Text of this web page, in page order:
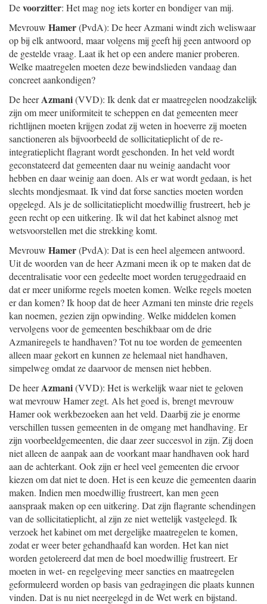
Devoorzitter: Het mag nog iets korter en bondiger van mij.
Mevrouw Hamer(PvdA): De heer Azmani windt zich weliswaar
op bij elk antwoord, maar volgens mij geeft hij geen antwoord op
de gestelde vraag. Laat ik het op een andere manier proberen.
Welke maatregelen moeten deze bewindslieden vandaag dan
concreet aankondigen?
De heerAzmani(VVD): Ik denk dat er maatregelen noodzakelijk
zijn om meer uniformiteit te scheppen en dat gemeenten meer
richtlijnen moeten krijgen zodat zij weten in hoeverre zij moeten
sanctioneren als bijvoorbeeld de sollicitatieplicht of de re-
integratieplicht flagrant wordt geschonden. In het veld wordt
geconstateerd dat gemeenten daar nu weinig aandacht voor
hebben en daar weinig aan doen. Als er wat wordt gedaan, is het
slechts mondjesmaat. Ik vind dat forse sancties moeten worden
opgelegd. Als je de sollicitatieplicht moedwillig frustreert, heb je
geen recht op een uitkering. Ik wil dat het kabinet alsnog met
wetsvoorstellen met die strekking komt.
Mevrouw Hamer(PvdA): Dat is een heel algemeen antwoord.
Uit de woorden van de heer Azmani meen ik op te maken dat de
decentralisatie voor een gedeelte moet worden teruggedraaid en
dat er meer uniforme regels moeten komen. Welke regels moeten
er dan komen? Ik hoop dat de heer Azmani ten minste drie regels
kan noemen, gezien zijn opwinding. Welke middelen komen
vervolgens voor de gemeenten beschikbaar om de drie
Azmaniregels te handhaven? Tot nu toe worden de gemeenten
alleen maar gekort en kunnen ze helemaal niet handhaven,
simpelweg omdat ze daarvoor de mensen niet hebben.
De heerAzmani(VVD): Het is werkelijk waar niet te geloven
wat mevrouw Hamer zegt. Als het goed is, brengt mevrouw
Hamer ook werkbezoeken aan het veld. Daarbij zie je enorme
verschillen tussen gemeenten in de omgang met handhaving. Er
zijn voorbeeldgemeenten, die daar zeer succesvol in zijn. Zij doen
niet alleen de aanpak aan de voorkant maar handhaven ook hard
aan de achterkant. Ook zijn er heel veel gemeenten die ervoor
kiezen om dat niet te doen. Het is een keuze die gemeenten daarin
maken. Indien men moedwillig frustreert, kan men geen
aanspraak maken op een uitkering. Dat zijn flagrante schendingen
van de sollicitatieplicht, al zijn ze niet wettelijk vastgelegd. Ik
verzoek het kabinet om met dergelijke maatregelen te komen,
zodat er weer beter gehandhaafd kan worden. Het kan niet
worden getolereerd dat men de boel moedwillig frustreert. Er
moeten in wet- en regelgeving meer sancties en maatregelen
geformuleerd worden op basis van gedragingen die plaats kunnen
vinden. Dat is nu niet neergelegd in de Wet werk en bijstand.